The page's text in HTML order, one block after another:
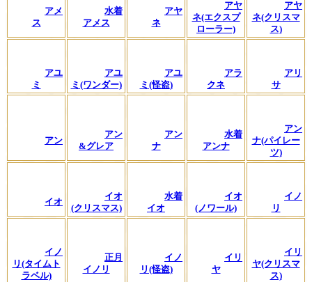
アメ
ス
水着
アメス
アヤ
ネ
アヤ
ネ(エクスプ
ローラー)
アヤ
ネ(クリスマ
ス)
アユ
ミ
アユ
ミ(ワンダー)
アユ
ミ(怪盗)
アラ
クネ
アリ
サ
アン
アン
&グレア
アン
ナ
水着
アンナ
アン
ナ(パイレー
ツ)
イオ
イオ
(クリスマス)
水着
イオ
イオ
(ノワール)
イノ
リ
イノ
リ(タイムト
ラベル)
正月
イノリ
イノ
リ(怪盗)
イリ
ヤ
イリ
ヤ(クリスマ
ス)